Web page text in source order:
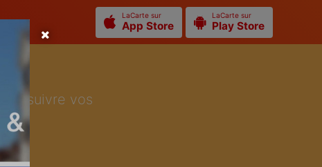
LaCarte sur
App Store
LaCarte sur
Play Store
suivre vos